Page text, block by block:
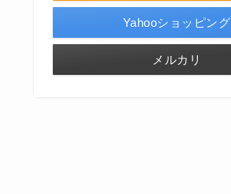
Yahooショッピング
メルカリ